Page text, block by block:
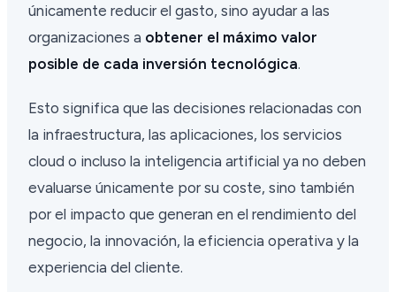
únicamente reducir el gasto, sino ayudar a las
organizaciones a obtener el máximo valor
posible de cada inversión tecnológica.
Esto significa que las decisiones relacionadas con
la infraestructura, las aplicaciones, los servicios
cloud o incluso la inteligencia artificial ya no deben
evaluarse únicamente por su coste, sino también
por el impacto que generan en el rendimiento del
negocio, la innovación, la eficiencia operativa y la
experiencia del cliente.